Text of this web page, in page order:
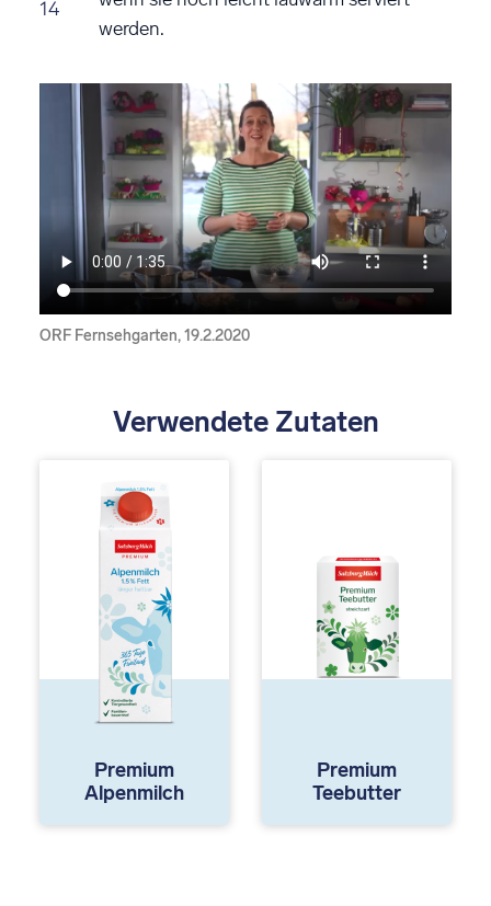
14
werden.
ORF Fernsehgarten, 19.2.2020
Verwendete Zutaten
Premium
Alpenmilch
Premium
Teebutter